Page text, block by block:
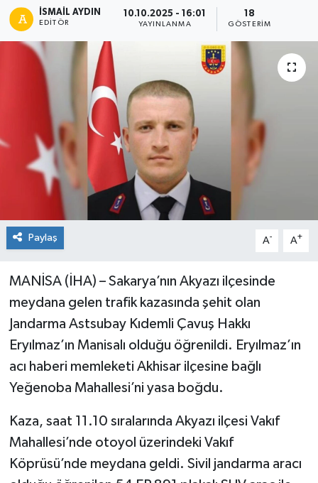
İSMAIL AYDIN
EDITÖR
10.10.2025 - 16:01
YAYINLANMA
18
GÖSTERIM
Paylaş A- A+
MANİSA (İHA) – Sakarya’nın Akyazı ilçesinde
meydana gelen trafik kazasında şehit olan
Jandarma Astsubay Kıdemli Çavuş Hakkı
Eryılmaz’ın Manisalı olduğu öğrenildi. Eryılmaz’ın
acı haberi memleketi Akhisar ilçesine bağlı
Yeğenoba Mahallesi’ni yasa boğdu.
Kaza, saat 11.10 sıralarında Akyazı ilçesi Vakıf
Mahallesi’nde otoyol üzerindeki Vakıf
Köprüsü’nde meydana geldi. Sivil jandarma aracı